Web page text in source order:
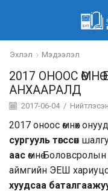
Эхлэл Мэдээлэл
2017 ОНООС ӨМНӨ
АНХААРАЛД
2017-06-04 / Нийтлэсэн
2017 оноос өмнөх
сургууль төгссөн
аас өмнө Боловсролын
аймгийн ЭЕШ
хуудсаа